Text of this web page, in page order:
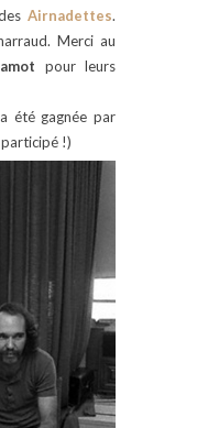
Airnadettes.
Merci au
pour leurs
été gagnée par
!)